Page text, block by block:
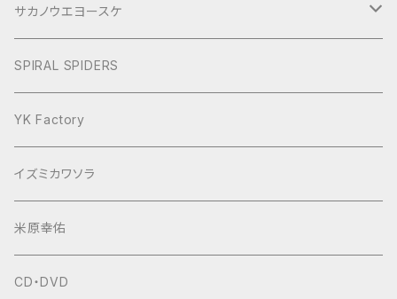
ぶらり旅2017Short
サカノウエヨースケ
ヨースケNIGHT
SPIRAL SPIDERS
YK Factory
イズミカワソラ
米原幸佑
CD・DVD